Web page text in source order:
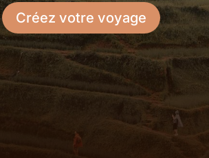
Créez votre voyage